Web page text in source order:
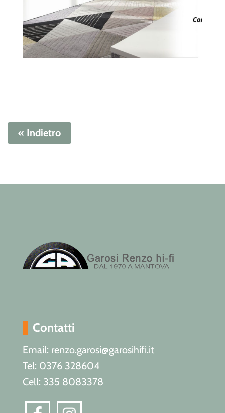
« Indietro
Contatti
Email: renzo.garosi@garosihifi.it
Tel: 0376 328604
Cell: 335 8083378